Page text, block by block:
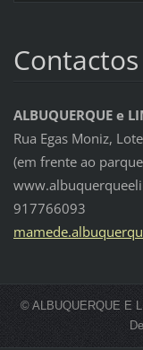
Contactos
ALBUQUERQUE e
Rua Egas Moniz,
(em frente ao
917766093
mamede.albuquerq
© ALBUQUERQUE E